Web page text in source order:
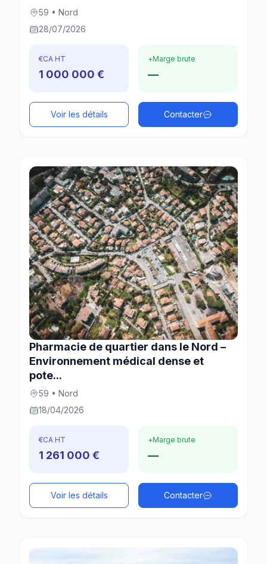
59 • Nord
28/07/2026
€CA HT
1 000 000 €
+Marge brute
—
Voir les détails Contacter
Pharmacie de quartier dans le Nord –
Environnement médical dense et
pote...
59 • Nord
18/04/2026
€CA HT
1 261 000 €
+Marge brute
—
Voir les détails Contacter